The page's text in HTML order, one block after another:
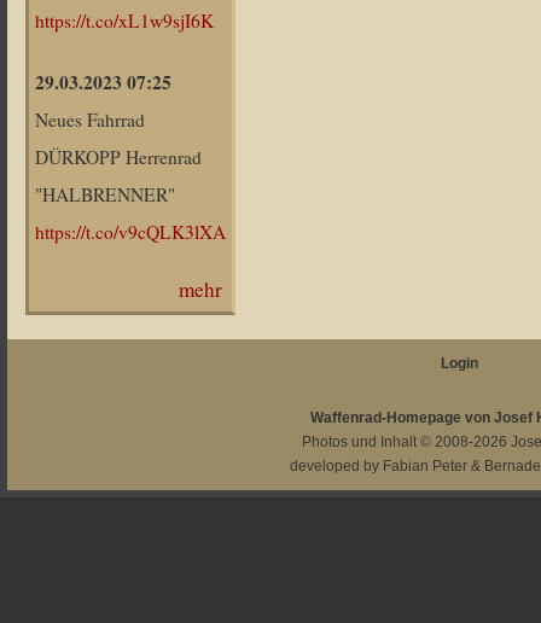
https://t.co/xL1w9sjI6K
29.03.2023 07:25
Neues Fahrrad
DÜRKOPP Herrenrad
"HALBRENNER"
https://t.co/v9cQLK3lXA
mehr
Login
Waffenrad-Homepage von Josef
Photos und Inhalt © 2008-2026
developed by Fabian Peter &